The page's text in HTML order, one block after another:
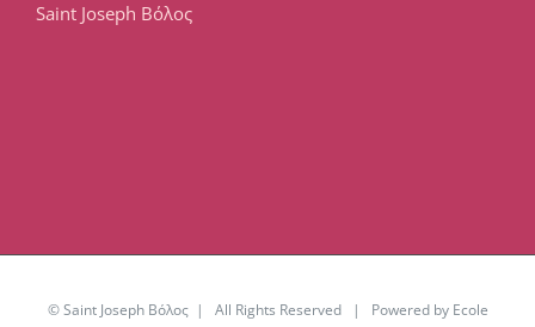
Saint Joseph Βόλος
© Saint Joseph Βόλος | All Rights Reserved | Powered by Ecole